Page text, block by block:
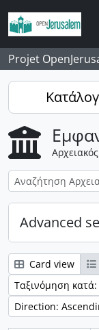
Skip to main content
Projet
Advanced
Card view
Ταξινόμηση
Direction: